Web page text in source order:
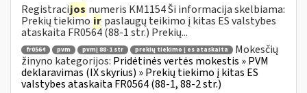
Registracijos numeris KM1154 Ši informacija skelbiama:
Prekių tiekimo ir paslaugų teikimo į kitas ES valstybes
ataskaita FR0564 (88-1 str.) Prekių...
fr0564 pvm pvmį 88-1 str prekių tiekimo į es ataskaita
Mokesčių
žinyno kategorijos: Pridėtinės vertės mokestis » PVM
deklaravimas (IX skyrius) » Prekių tiekimo į kitas ES
valstybes ataskaita FR0564 (88-1, 88-2 str.)